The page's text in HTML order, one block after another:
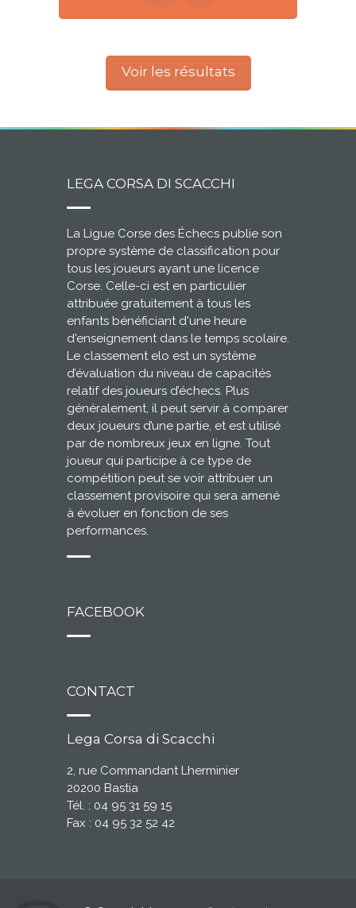
Voir les résultats
LEGA CORSA DI SCACCHI
La Ligue Corse des Échecs publie son
propre système de classification pour
tous les joueurs ayant une licence
Corse. Celle-ci est en particulier
attribuée gratuitement à tous les
enfants bénéficiant d'une heure
d'enseignement dans le temps scolaire.
Le classement elo est un système
d’évaluation du niveau de capacités
relatif des joueurs d’échecs. Plus
généralement, il peut servir à comparer
deux joueurs d’une partie, et est utilisé
par de nombreux jeux en ligne. Tout
joueur qui participe à ce type de
compétition peut se voir attribuer un
classement provisoire qui sera amené
à évoluer en fonction de ses
performances.
FACEBOOK
CONTACT
Lega Corsa di Scacchi
2, rue Commandant Lherminier
20200 Bastia
Tél. : 04 95 31 59 15
Fax : 04 95 32 52 42